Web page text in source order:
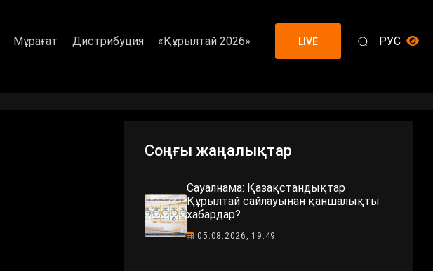
Мұрағат Дистрибуция «Құрылтай 2026» LIVE РУС
Соңғы жаңалықтар
Сауалнама: Қазақстандықтар
Құрылтай сайлауынан қаншалықты
хабардар?
05.08.2026, 19:49